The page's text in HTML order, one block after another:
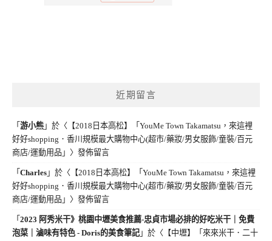
近期留言
「 游小熊 」於〈 【2018日本高松】「YouMe Town Takamatsu，來這裡
好好shopping．香川規模最大購物中心(超市/藥妝/男女服飾/童裝/百元
商店/運動用品」 〉發佈留言
「 Charles 」於〈 【2018日本高松】「YouMe Town Takamatsu，來這裡
好好shopping．香川規模最大購物中心(超市/藥妝/男女服飾/童裝/百元
商店/運動用品」 〉發佈留言
「 2023 阿秀米干》桃園中壢美食推薦-忠貞市場必排的好吃米干｜免費
泡菜｜滷味有特色 - Doris的美食筆記 」於〈 【中壢】「來來米干．二十